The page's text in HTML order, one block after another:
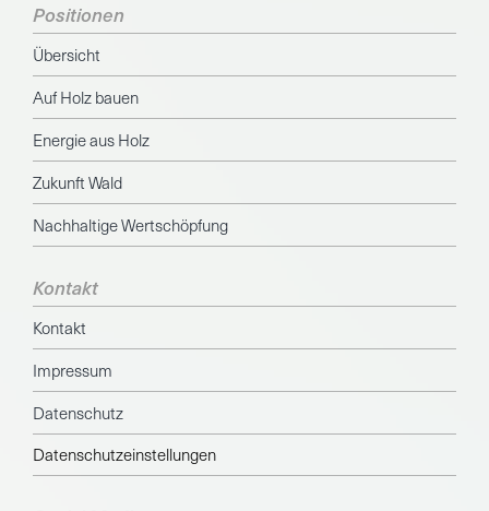
Positionen
Übersicht
Auf Holz bauen
Energie aus Holz
Zukunft Wald
Nachhaltige Wertschöpfung
Kontakt
Kontakt
Impressum
Datenschutz
Datenschutzeinstellungen